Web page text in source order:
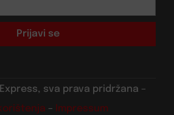
Prijavi se
sva prava pridržana –
– Impressum